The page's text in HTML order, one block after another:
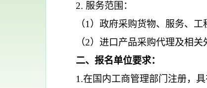
2. 服务范围：
（1）政府采购货物、服务、工
（2）进口产品采购代理及相关
二、报名单位要求：
1.在国内工商管理部门注册，